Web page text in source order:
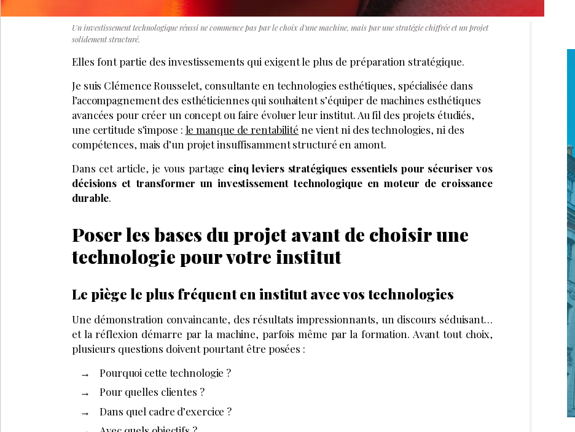
Un investissement technologique réussi ne commence pas par le choix d'une machine, mais par une stratégie chiffrée et un projet
solidement structuré.
Elles font partie des investissements qui exigent le plus de préparation stratégique.
Je suis Clémence Rousselet, consultante en technologies esthétiques, spécialisée dans
l’accompagnement des esthéticiennes qui souhaitent s’équiper de machines esthétiques
avancées pour créer un concept ou faire évoluer leur institut. Au fil des projets étudiés,
une certitude s’impose : le manque de rentabilité ne vient ni des technologies, ni des
compétences, mais d’un projet insuffisamment structuré en amont.
Dans cet article, je vous partage cinq leviers stratégiques essentiels pour sécuriser vos
décisions et transformer un investissement technologique en moteur de croissance
durable.
Poser les bases du projet avant de choisir une
technologie pour votre institut
Le piège le plus fréquent en institut avec vos technologies
Une démonstration convaincante, des résultats impressionnants, un discours séduisant…
et la réflexion démarre par la machine, parfois même par la formation. Avant tout choix,
plusieurs questions doivent pourtant être posées :
Pourquoi cette technologie ?
Pour quelles clientes ?
Dans quel cadre d’exercice ?